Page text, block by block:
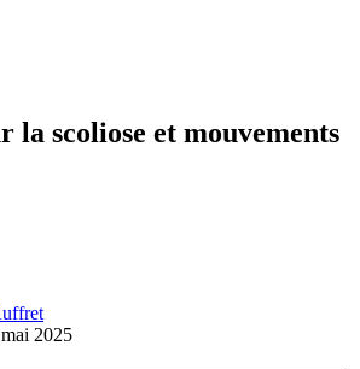
la scoliose et mouvements
2025